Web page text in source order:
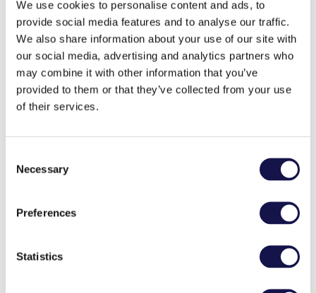
We use cookies to personalise content and ads, to
provide social media features and to analyse our traffic.
We also share information about your use of our site with
our social media, advertising and analytics partners who
may combine it with other information that you’ve
provided to them or that they’ve collected from your use
of their services.
Selection
Necessary
Preferences
Statistics
Sisältöihin ja toimitukseen liittyvät tekniset
kysymykset:
content@ellibs.com